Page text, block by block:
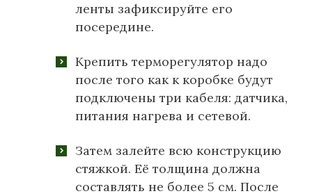
ленты зафиксируйте его
посередине.
Крепить терморегулятор надо
после того как к коробке будут
подключены три кабеля: датчика,
питания нагрева и сетевой.
Затем залейте всю конструкцию
стяжкой. Её толщина должна
составлять не более 5 см. После